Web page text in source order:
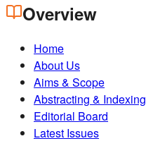
Overview
Home
About Us
Aims & Scope
Abstracting & Indexing
Editorial Board
Latest Issues